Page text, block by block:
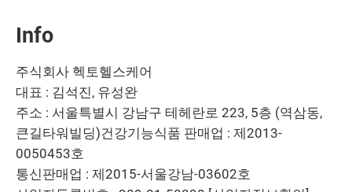
Info
주식회사 헥토헬스케어
대표 : 김석진, 유성완
주소 : 서울특별시 강남구 테헤란로 223, 5층 (역삼동,
큰길타워빌딩)건강기능식품 판매업 : 제2013-
0050453호
통신판매업 : 제2015-서울강남-03602호